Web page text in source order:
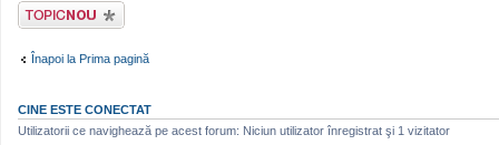
Scrie un subiect
nou
Înapoi la Prima pagină
CINE ESTE CONECTAT
Utilizatorii ce navighează pe acest forum: Niciun utilizator înregistrat şi 1 vizitator